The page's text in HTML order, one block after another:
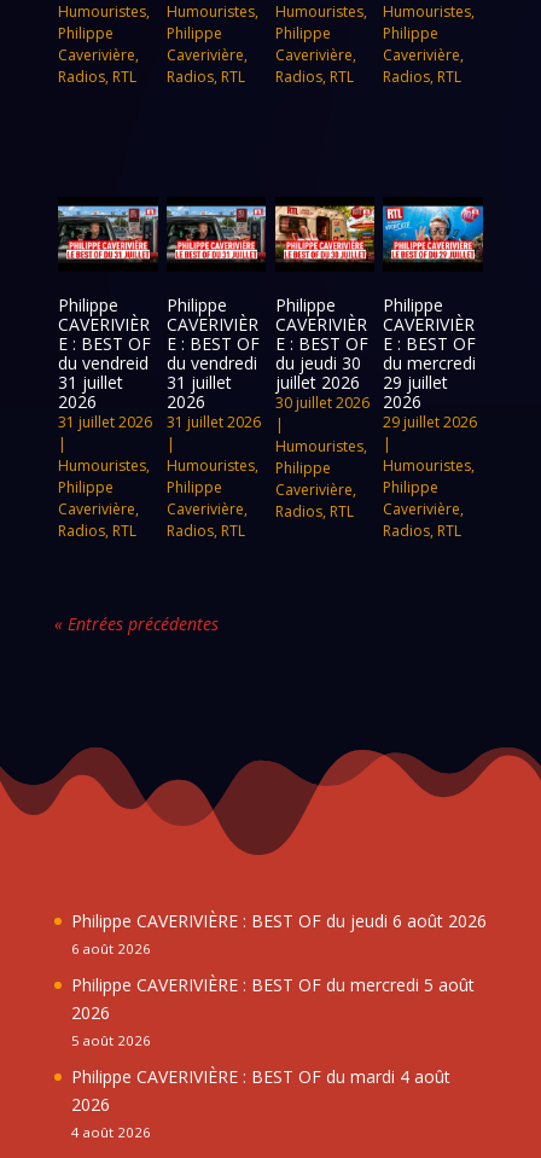
Humouristes,
Philippe
Caverivière,
Radios, RTL
Humouristes,
Philippe
Caverivière,
Radios, RTL
Humouristes,
Philippe
Caverivière,
Radios, RTL
Humouristes,
Philippe
Caverivière,
Radios, RTL
Philippe
CAVERIVIÈR
E : BEST OF
du vendreid
31 juillet
2026
31 juillet 2026
|
Humouristes,
Philippe
Caverivière,
Radios, RTL
Philippe
CAVERIVIÈR
E : BEST OF
du vendredi
31 juillet
2026
31 juillet 2026
|
Humouristes,
Philippe
Caverivière,
Radios, RTL
Philippe
CAVERIVIÈR
E : BEST OF
du jeudi 30
juillet 2026
30 juillet 2026
|
Humouristes,
Philippe
Caverivière,
Radios, RTL
Philippe
CAVERIVIÈR
E : BEST OF
du mercredi
29 juillet
2026
29 juillet 2026
|
Humouristes,
Philippe
Caverivière,
Radios, RTL
« Entrées précédentes
Philippe CAVERIVIÈRE : BEST OF du jeudi 6 août 2026
6 août 2026
Philippe CAVERIVIÈRE : BEST OF du mercredi 5 août
2026
5 août 2026
Philippe CAVERIVIÈRE : BEST OF du mardi 4 août
2026
4 août 2026